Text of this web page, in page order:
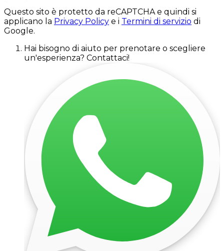
Questo sito è protetto da reCAPTCHA e quindi si
applicano la Privacy Policy e i Termini di servizio di
Google.
Hai bisogno di aiuto per prenotare o scegliere
un'esperienza? Contattaci!